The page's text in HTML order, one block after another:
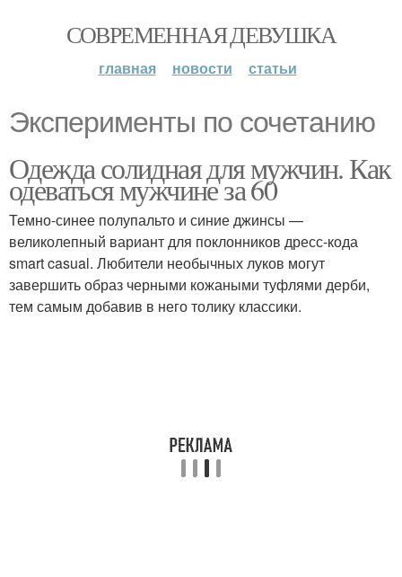
СОВРЕМЕННАЯ ДЕВУШКА
главная новости статьи
Эксперименты по сочетанию
Одежда солидная для мужчин. Как
одеваться мужчине за 60
Темно-синее полупальто и синие джинсы —
великолепный вариант для поклонников дресс-кода
smart casual. Любители необычных луков могут
завершить образ черными кожаными туфлями дерби,
тем самым добавив в него толику классики.